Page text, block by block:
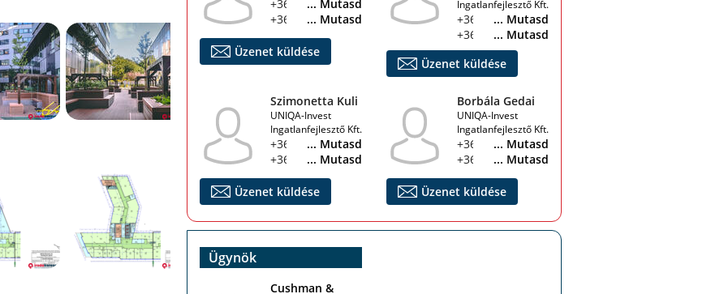
+36 30 384 8806
... Mutasd
+36 30 384 8806
... Mutasd
Üzenet küldése
Ingatlanfejlesztő Kft.
+36 30 226 5993
... Mutasd
+36 30 384 8806
... Mutasd
Üzenet küldése
Szimonetta Kuli
UNIQA-Invest
Ingatlanfejlesztő Kft.
+36 70 796 8620
... Mutasd
+36 30 384 8806
... Mutasd
Üzenet küldése
Borbála Gedai
UNIQA-Invest
Ingatlanfejlesztő Kft.
+36 70 795 3580
... Mutasd
+36 30 384 8806
... Mutasd
Üzenet küldése
Ügynök
Cushman &